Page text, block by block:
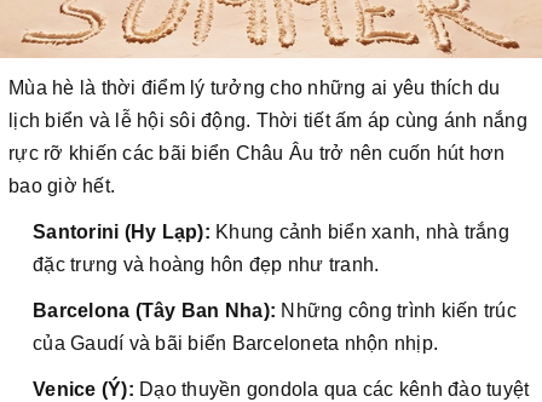
Mùa hè là thời điểm lý tưởng cho những ai yêu thích du
lịch biển và lễ hội sôi động. Thời tiết ấm áp cùng ánh nắng
rực rỡ khiến các bãi biển Châu Âu trở nên cuốn hút hơn
bao giờ hết.
Santorini (Hy Lạp): Khung cảnh biển xanh, nhà trắng
đặc trưng và hoàng hôn đẹp như tranh.
Barcelona (Tây Ban Nha): Những công trình kiến trúc
của Gaudí và bãi biển Barceloneta nhộn nhịp.
Venice (Ý): Dạo thuyền gondola qua các kênh đào tuyệt